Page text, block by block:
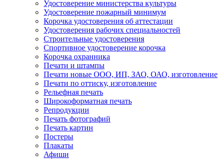
Удостоверение министерства культуры
Удостоверение пожарный минимум
Корочка удостоверения об аттестации
Удостоверения рабочих специальностей
Строительные удостоверения
Спортивное удостоверение корочка
Корочка охранника
Печати и штампы
Печати новые ООО, ИП, ЗАО, ОАО, изготовление
Печати по оттиску, изготовление
Рельефная печать
Широкоформатная печать
Репродукции
Печать фотографий
Печать картин
Постеры
Плакаты
Афиши